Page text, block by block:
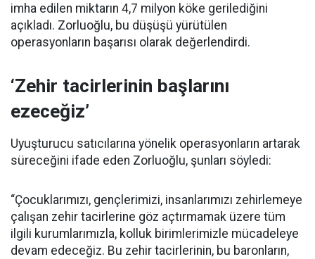
imha edilen miktarın 4,7 milyon köke gerilediğini
açıkladı. Zorluoğlu, bu düşüşü yürütülen
operasyonların başarısı olarak değerlendirdi.
‘Zehir tacirlerinin başlarını
ezeceğiz’
Uyuşturucu satıcılarına yönelik operasyonların artarak
süreceğini ifade eden Zorluoğlu, şunları söyledi:
“Çocuklarımızı, gençlerimizi, insanlarımızı zehirlemeye
çalışan zehir tacirlerine göz açtırmamak üzere tüm
ilgili kurumlarımızla, kolluk birimlerimizle mücadeleye
devam edeceğiz. Bu zehir tacirlerinin, bu baronların,